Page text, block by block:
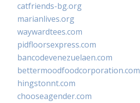
catfriends-bg.org
marianlives.org
waywardtees.com
pidfloorsexpress.com
bancodevenezuelaen.com
bettermoodfoodcorporation.com
hingstonnt.com
chooseagender.com